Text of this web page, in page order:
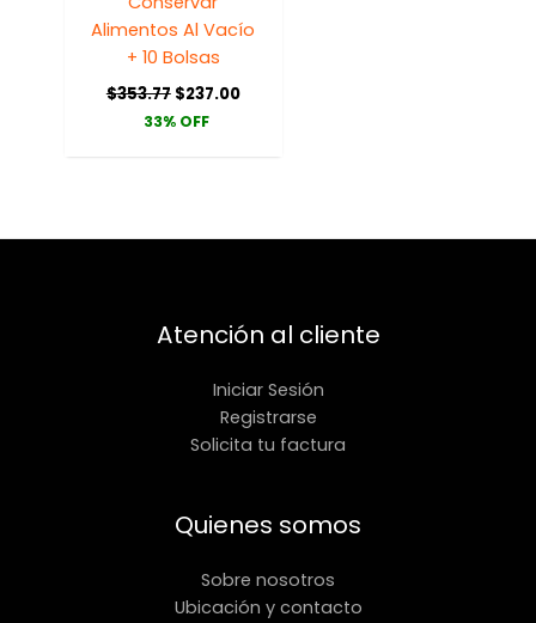
Alimentos Al Vacío
+ 10 Bolsas
$353.77 $237.00
33% OFF
Atención al cliente
Iniciar Sesión
Registrarse
Solicita tu factura
Quienes somos
Sobre nosotros
Ubicación y contacto